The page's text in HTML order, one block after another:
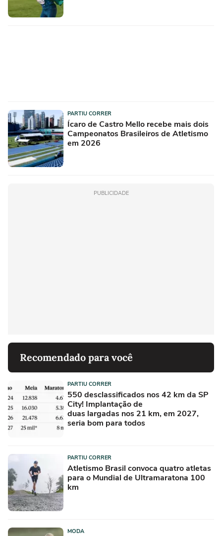
PARTIU CORRER
Ícaro de Castro Mello recebe mais dois
Campeonatos Brasileiros de Atletismo
em 2026
PUBLICIDADE
Recomendado para você
PARTIU CORRER
550 desclassificados nos 42 km da SP
City! Implantação de
duas largadas nos 21 km, em 2027,
seria bom para todos
PARTIU CORRER
Atletismo Brasil convoca quatro atletas
para o Mundial de Ultramaratona 100
km
MODA